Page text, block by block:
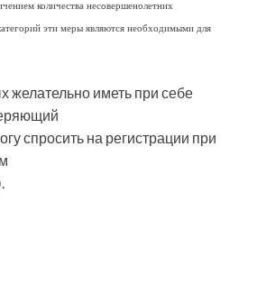
количества несовершенолетних
эти меры являются необходимыми для
желательно иметь при себе
спросить на регистрации при